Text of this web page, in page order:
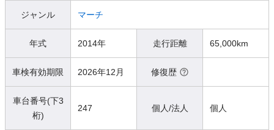
ジャンル マーチ
年式 2014年 走行距離 65,000km
車検有効期限 2026年12月 修復歴
車台番号(下3
桁)
247 個人/法人 個人